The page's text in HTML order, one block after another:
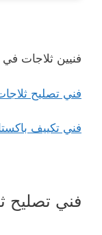
فنيين ثلاجات
فني تصليح
فني تكييف
فني تصليح